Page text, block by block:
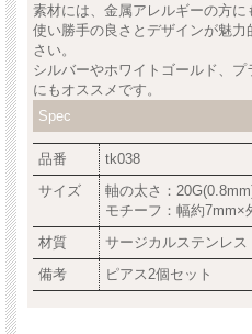
素材には、金属アレルギーの方
使い勝手の良さとデザインが魅
さい。
シルバーやホワイトゴールド、
にもオススメです。
Spec
品番
tk038
サイズ
軸の太さ：
モチーフ：幅約7mm×
材質
サージカルステンレス
備考
ピアス2個セット